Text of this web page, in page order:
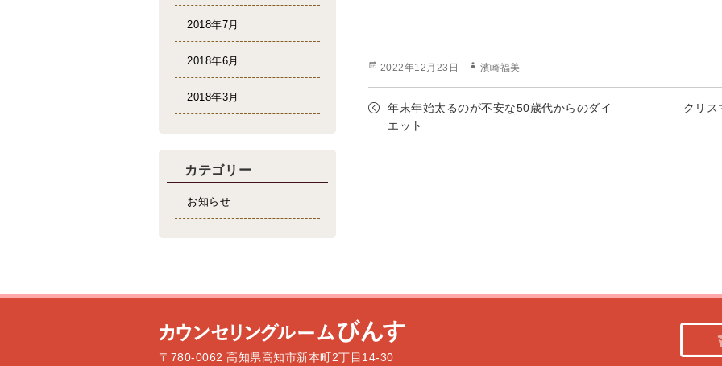
投
2022年12月23日
作
濱崎福美
年末年始太るのが不安な50歳代からのダイ
エット
クリス
2018年7月
2018年6月
2018年3月
カテゴリー
お知らせ
〒780-0062 高知県高知市新本町2丁目14-30